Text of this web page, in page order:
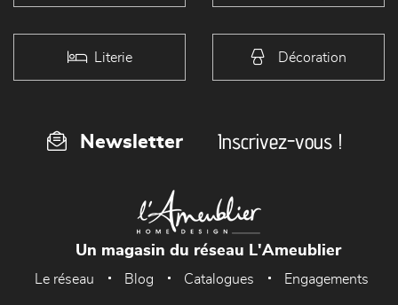
Literie Décoration
Newsletter Inscrivez-vous !
Un magasin du réseau L'Ameublier
Le réseau Blog Catalogues Engagements